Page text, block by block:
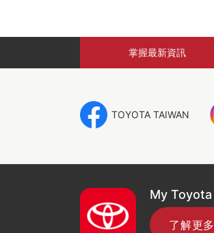
掌握最新資訊
TOYOTA TAIWAN
My Toyota
了解更多